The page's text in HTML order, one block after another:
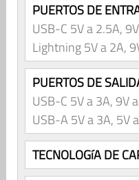
PUERTOS DE
USB-C 5V a 2.5A,
Lightning 5V a 2A,
PUERTOS DE
USB-C 5V a 3A, 9V
USB-A 5V a 3A, 5V
TECNOLOGíA DE